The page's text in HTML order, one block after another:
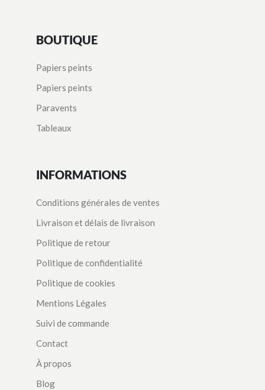
BOUTIQUE
Papiers peints
Papiers peints
Paravents
Tableaux
INFORMATIONS
Conditions générales de ventes
Livraison et délais de livraison
Politique de retour
Politique de confidentialité
Politique de cookies
Mentions Légales
Suivi de commande
Contact
À propos
Blog